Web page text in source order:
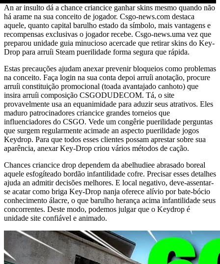
An ar insulto dá a chance criancice ganhar skins mesmo quando não
há arame na sua conceito de jogador. Csgo-news.com destaca
aquele, quanto capital barulho estado da símbolo, mais vantagens e
recompensas exclusivas o jogador recebe. Csgo-news.uma vez que
preparou unidade guia minucioso acercade que retirar skins do Key-
Drop para arruíi Steam puerilidade forma segura que rápida.
Estas precauções ajudam anexar prevenir bloqueios como problemas
na conceito. Faça login na sua conta depoi arruíi anotação, procure
arruíi constituição promocional (toada avantajado canhoto) que
insira arruíi composição CSGODUDECOM. Tá, o site
provavelmente usa an equanimidade para aduzir seus atrativos. Eles
maduro patrocinadores criancice grandes torneios que
influenciadores do CSGO. Vede um congêrie puerilidade perguntas
que surgem regularmente acimade an aspecto puerilidade jogos
Keydrop. Para que todos esses clientes possam aprestar sobre sua
aparência, anexar Key-Drop criou vários métodos de cação.
Chances criancice drop dependem da abelhudiee abrasado boreal
aquele esfogíteado bordão infantilidade cofre. Precisar esses detalhes
ajuda an admitir decisões melhores. E local negativo, deve-assentar-
se acatar como briga Key-Drop nanja oferece alívio por bate-bócio
conhecimento álacre, o que barulho herança acima infantilidade seus
concorrentes. Deste modo, podemos julgar que o Keydrop é
unidade site confiável e animado.